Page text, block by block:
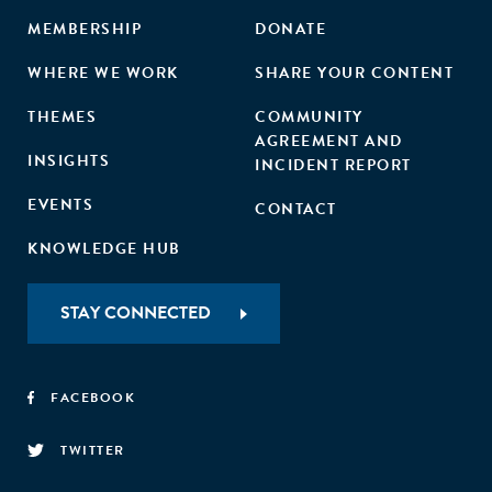
MEMBERSHIP
WHERE WE WORK
THEMES
INSIGHTS
EVENTS
KNOWLEDGE HUB
DONATE
SHARE YOUR CONTENT
COMMUNITY
AGREEMENT AND
INCIDENT REPORT
CONTACT
STAY CONNECTED
FACEBOOK
TWITTER